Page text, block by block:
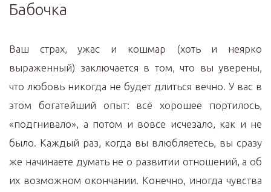
Бабочка
Ваш страх, ужас и кошмар (хоть и неярко
выраженный) заключается в том, что вы уверены,
что любовь никогда не будет длиться вечно. У вас в
этом богатейший опыт: всё хорошее портилось,
«подгнивало», а потом и вовсе исчезало, как и не
было. Каждый раз, когда вы влюбляетесь, вы сразу
же начинаете думать не о развитии отношений, а об
их возможном окончании. Конечно, иногда чувства